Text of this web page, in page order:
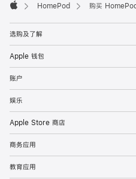
HomePod 购买
选购及了解
Apple 钱包
账户
娱乐
Apple Store 商店
商务应用
教育应用